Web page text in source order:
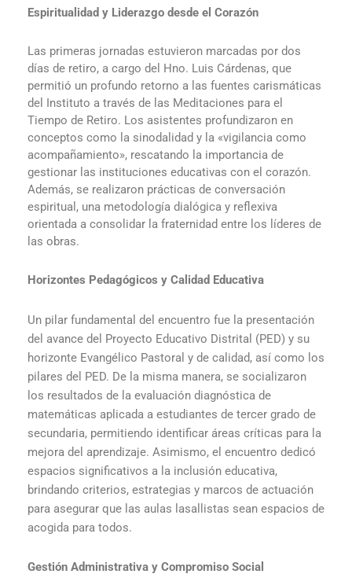
Espiritualidad y Liderazgo desde el Corazón
Las primeras jornadas estuvieron marcadas por dos
días de retiro, a cargo del Hno. Luis Cárdenas, que
permitió un profundo retorno a las fuentes carismáticas
del Instituto a través de las Meditaciones para el
Tiempo de Retiro. Los asistentes profundizaron en
conceptos como la sinodalidad y la «vigilancia como
acompañamiento», rescatando la importancia de
gestionar las instituciones educativas con el corazón.
Además, se realizaron prácticas de conversación
espiritual, una metodología dialógica y reflexiva
orientada a consolidar la fraternidad entre los líderes de
las obras.
Horizontes Pedagógicos y Calidad Educativa
Un pilar fundamental del encuentro fue la presentación
del avance del Proyecto Educativo Distrital (PED) y su
horizonte Evangélico Pastoral y de calidad, así como los
pilares del PED. De la misma manera, se socializaron
los resultados de la evaluación diagnóstica de
matemáticas aplicada a estudiantes de tercer grado de
secundaria, permitiendo identificar áreas críticas para la
mejora del aprendizaje. Asimismo, el encuentro dedicó
espacios significativos a la inclusión educativa,
brindando criterios, estrategias y marcos de actuación
para asegurar que las aulas lasallistas sean espacios de
acogida para todos.
Gestión Administrativa y Compromiso Social